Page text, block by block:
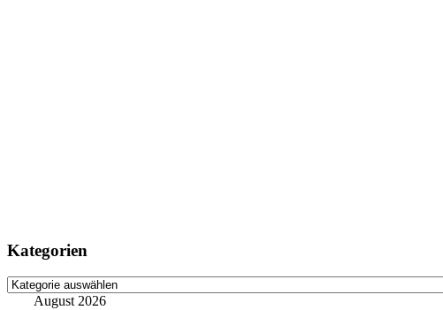
Kategorien
Kategorien
August 2026